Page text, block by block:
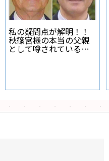
私の疑問点が解明！！
秋篠宮様の本当の父親
として噂されている人